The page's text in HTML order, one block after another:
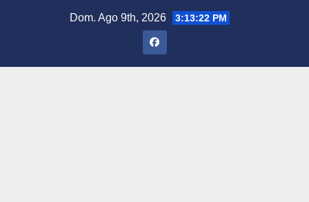
Dom. Ago 9th, 2026 3:13:23 PM